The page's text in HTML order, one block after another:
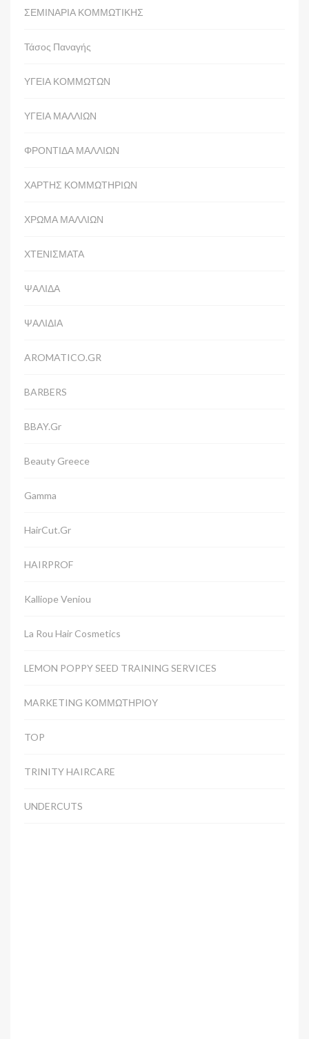
ΣΕΜΙΝΑΡΙΑ ΚΟΜΜΩΤΙΚΗΣ
Τάσος Παναγής
ΥΓΕΙΑ ΚΟΜΜΩΤΩΝ
ΥΓΕΙΑ ΜΑΛΛΙΩΝ
ΦΡΟΝΤΙΔΑ ΜΑΛΛΙΩΝ
ΧΑΡΤΗΣ ΚΟΜΜΩΤΗΡΙΩΝ
ΧΡΩΜΑ ΜΑΛΛΙΩΝ
ΧΤΕΝΙΣΜΑΤΑ
ΨΑΛΙΔΑ
ΨΑΛΙΔΙΑ
AROMATICO.GR
BARBERS
BBAY.gr
Beauty Greece
Gamma
HairCut.gr
HAIRPROF
Kalliope Veniou
La Rou Hair Cosmetics
LEMON POPPY SEED TRAINING SERVICES
MARKETING ΚΟΜΜΩΤΗΡΙΟΥ
TOP
TRINITY HAIRCARE
UNDERCUTS